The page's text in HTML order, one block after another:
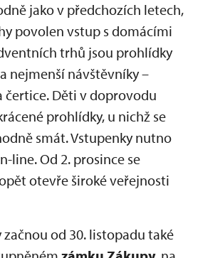
jako v předchozích letech,
povolen vstup s domácími
trhů jsou prohlídky
nejmenší návštěvníky –
Děti v doprovodu
prohlídky, u nichž se
smát. Vstupenky nutno
line. Od 2. prosince se
otevře široké veřejnosti
od 30. listopadu také